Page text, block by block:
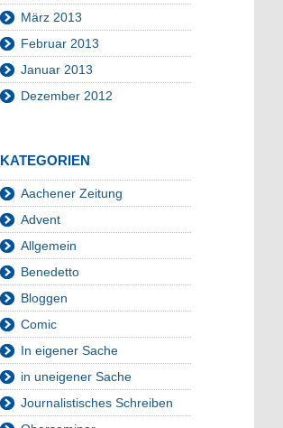
März 2013
Februar 2013
Januar 2013
Dezember 2012
KATEGORIEN
Aachener Zeitung
Advent
Allgemein
Benedetto
Bloggen
Comic
In eigener Sache
in uneigener Sache
Journalistisches Schreiben